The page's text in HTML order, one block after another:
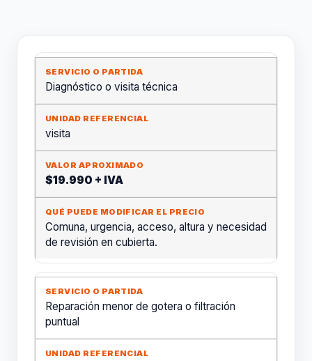
Diagnóstico o visita técnica
visita
$19.990 + IVA
Comuna, urgencia, acceso, altura y necesidad
de revisión en cubierta.
Reparación menor de gotera o filtración
puntual